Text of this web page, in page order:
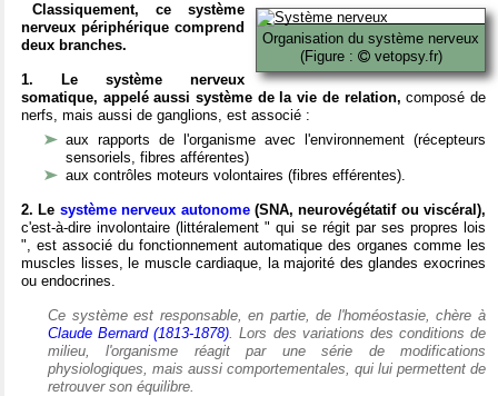
Organisation du système nerveux
(Figure :
vetopsy.fr)
Classiquement, ce système
nerveux périphérique comprend
deux branches.
1. Le système nerveux
somatique, appelé aussi système de la vie de relation, composé de
nerfs, mais aussi de ganglions, est associé :
aux rapports de l'organisme avec l'environnement (récepteurs
sensoriels, fibres afférentes)
aux contrôles moteurs volontaires (fibres efférentes).
2. Le système nerveux autonome(SNA, neurovégétatif ou viscéral),
c'est-à-dire involontaire (littéralement " qui se régit par ses propres lois
", est associé du fonctionnement automatique des organes comme les
muscles lisses, le muscle cardiaque, la majorité des glandes exocrines
ou endocrines.
Ce système est responsable, en partie, de l'homéostasie, chère à
Claude Bernard (1813-1878). Lors des variations des conditions de
milieu, l'organisme réagit par une série de modifications
physiologiques, mais aussi comportementales, qui lui permettent de
retrouver son équilibre.